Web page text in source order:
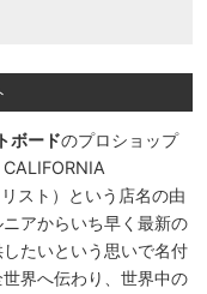
ボードのプロショップ
CALIFORNIA
スト）という店名の由
アからいち早く最新の
たいという思いで名付
界へ伝わり、世界中の